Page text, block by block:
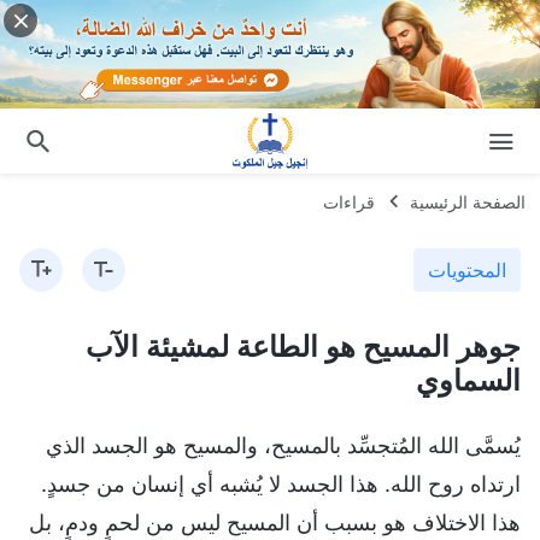
الصفحة الرئيسية قراءات
المحتويات
جوهر المسيح هو الطاعة لمشيئة الآب
السماوي
يُسمَّى الله المُتجسِّد بالمسيح، والمسيح هو الجسد الذي
ارتداه روح الله. هذا الجسد لا يُشبه أي إنسان من جسدٍ.
هذا الاختلاف هو بسبب أن المسيح ليس من لحمٍ ودمٍ، بل